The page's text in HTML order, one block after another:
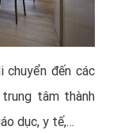
chuyển đến các
tâm thành
dục, y tế,…